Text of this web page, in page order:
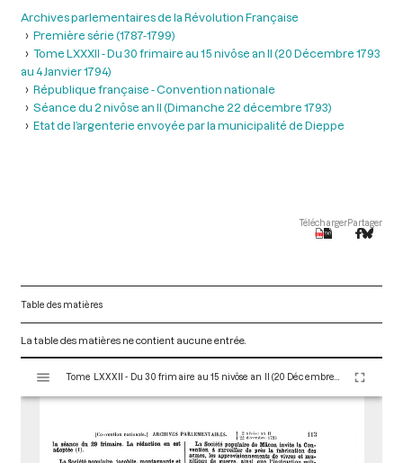
Archives parlementaires de la Révolution Française
Première série (1787-1799)
Tome LXXXII - Du 30 frimaire au 15 nivôse an II (20 Décembre 1793
au 4 Janvier 1794)
République française - Convention nationale
Séance du 2 nivôse an II (Dimanche 22 décembre 1793)
Etat de l’argenterie envoyée par la municipalité de Dieppe
TéléchargerPartager
Table des matières
La table des matières ne contient aucune entrée.
s